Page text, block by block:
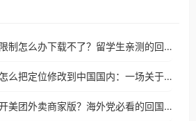
海外看电视地区限制怎么办下载不了？留学生亲测的回国加速方案（附2026世界杯观赛技巧）
在菲律宾用陌陌怎么把定位修改到中国国内：一场关于归属感与连接的探索
比利时怎么打不开美团外卖商家版？海外党必看的回国加速全攻略